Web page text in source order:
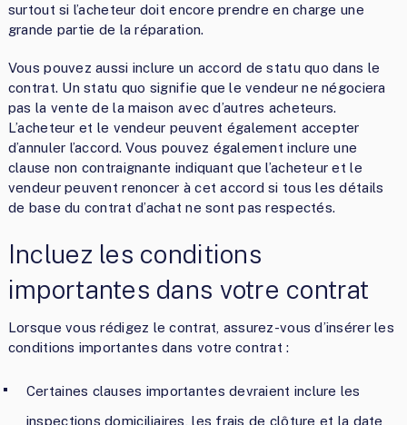
surtout si l’acheteur doit encore prendre en charge une
grande partie de la réparation.
Vous pouvez aussi inclure un accord de statu quo dans le
contrat. Un statu quo signifie que le vendeur ne négociera
pas la vente de la maison avec d’autres acheteurs.
L’acheteur et le vendeur peuvent également accepter
d’annuler l’accord. Vous pouvez également inclure une
clause non contraignante indiquant que l’acheteur et le
vendeur peuvent renoncer à cet accord si tous les détails
de base du contrat d’achat ne sont pas respectés.
Incluez les conditions
importantes dans votre contrat
Lorsque vous rédigez le contrat, assurez-vous d’insérer les
conditions importantes dans votre contrat :
Certaines clauses importantes devraient inclure les
inspections domiciliaires, les frais de clôture et la date